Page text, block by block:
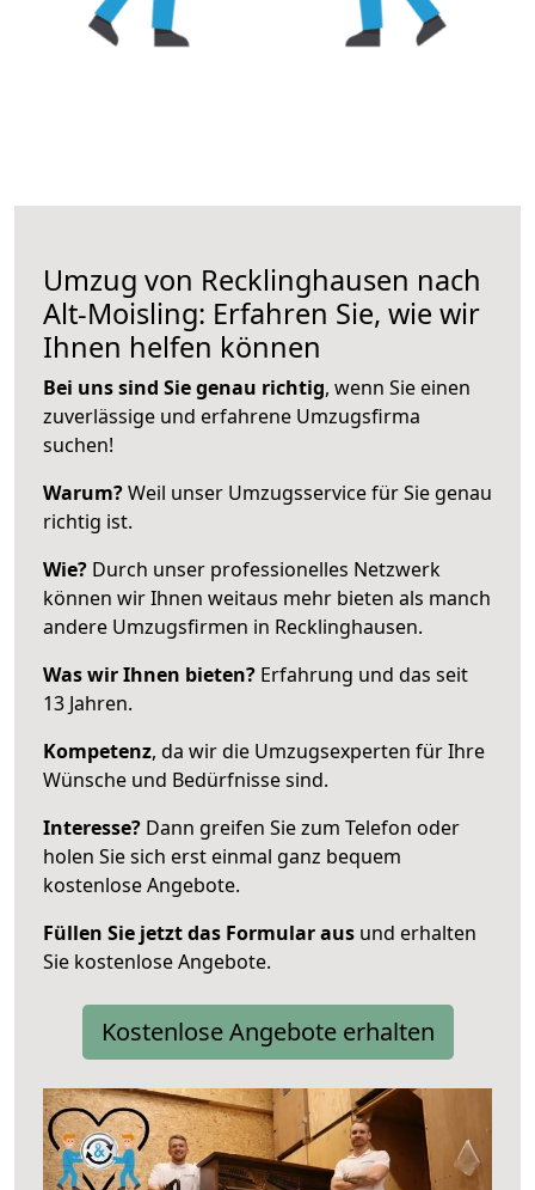
Umzug von Recklinghausen nach
Alt-Moisling: Erfahren Sie, wie wir
Ihnen helfen können
Bei uns sind Sie genau richtig, wenn Sie einen
zuverlässige und erfahrene Umzugsfirma
suchen!
Warum?Weil unser Umzugsservice für Sie genau
richtig ist.
Wie? Durch unser professionelles Netzwerk
können wir Ihnen weitaus mehr bieten als manch
andere Umzugsfirmen in Recklinghausen.
Was wir Ihnen bieten? Erfahrung und das seit
13 Jahren.
Kompetenz, da wir die Umzugsexperten für Ihre
Wünsche und Bedürfnisse sind.
Interesse? Dann greifen Sie zum Telefon oder
holen Sie sich erst einmal ganz bequem
kostenlose Angebote.
Füllen Sie jetzt das Formular aus und erhalten
Sie kostenlose Angebote.
Kostenlose Angebote erhalten